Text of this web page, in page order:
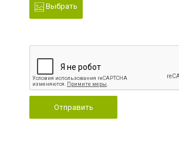
Выбрать
Отправить